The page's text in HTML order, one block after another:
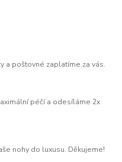
a poštovné zaplatíme za vás.
péčí a odesíláme 2x
nohy do luxusu. Děkujeme!